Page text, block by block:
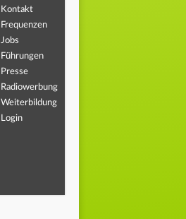
Kontakt
Frequenzen
Jobs
Führungen
Presse
Radiowerbung
Weiterbildung
Login